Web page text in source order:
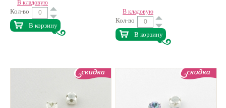
В кладовую
Кол-во
В корзину
В кладовую
Кол-во
В корзину